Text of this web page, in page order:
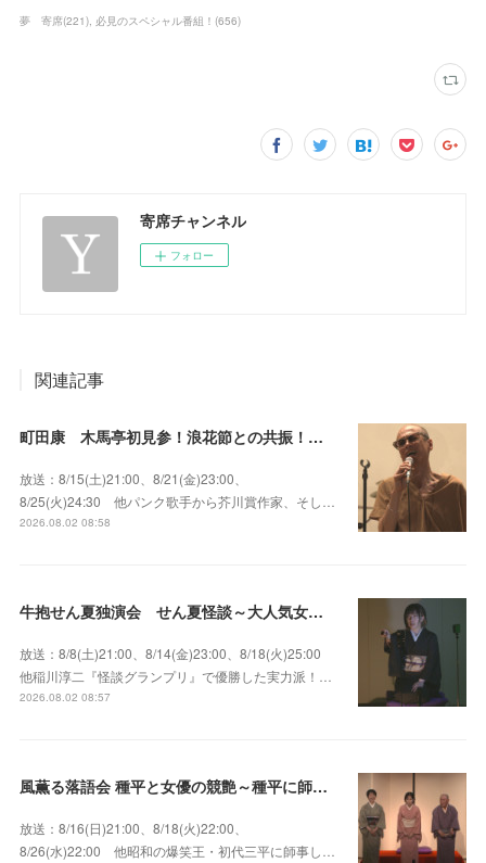
夢 寄席(221) 必見のスペシャル番組！ (656)
寄席チャンネル
フォロー
関連記事
町田康 木馬亭初見参！浪花節との共振！～マチダ地蔵尊 他
放送：8/15(土)21:00、8/21(金)23:00、
8/25(火)24:30 他パンク歌手から芥川賞作家、そし…
2026.08.02 08:58
牛抱せん夏独演会 せん夏怪談～大人気女性怪談師とっておきの背筋も凍る…
放送：8/8(土)21:00、8/14(金)23:00、8/18(火)25:00
他稲川淳二『怪談グランプリ』で優勝した実力派！…
2026.08.02 08:57
風薫る落語会 種平と女優の競艶～種平に師事した女優たちが百花繚乱に咲き誇る大人気落語会
放送：8/16(日)21:00、8/18(火)22:00、
8/26(水)22:00 他昭和の爆笑王・初代三平に師事し…